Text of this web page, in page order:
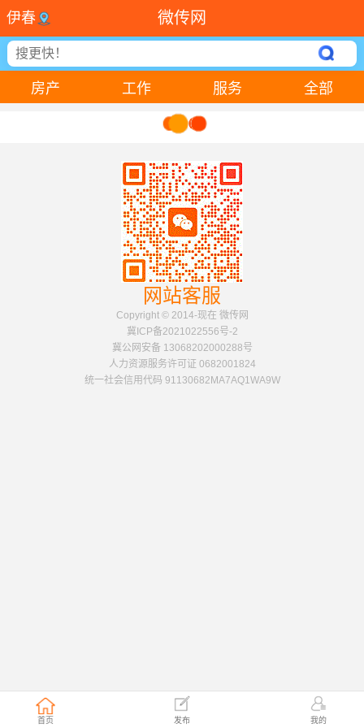
伊春 微传网
首页 发布 我的
房产 工作 服务 全部
网站客服
Copyright © 2014-现在 微传网
冀ICP备2021022556号-2
冀公网安备 13068202000288号
人力资源服务许可证 0682001824
统一社会信用代码 91130682MA7AQ1WA9W